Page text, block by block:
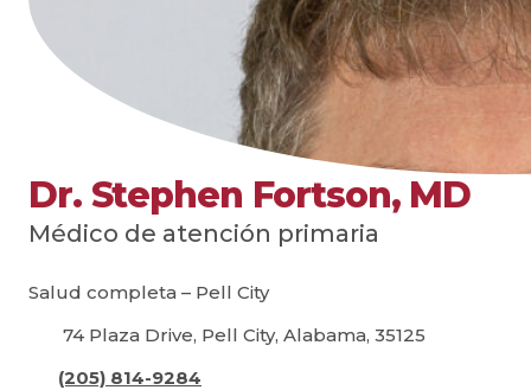
Dr. Stephen Fortson, MD
Médico de atención primaria
Salud completa – Pell City
74 Plaza Drive, Pell City, Alabama, 35125
(205) 814-9284